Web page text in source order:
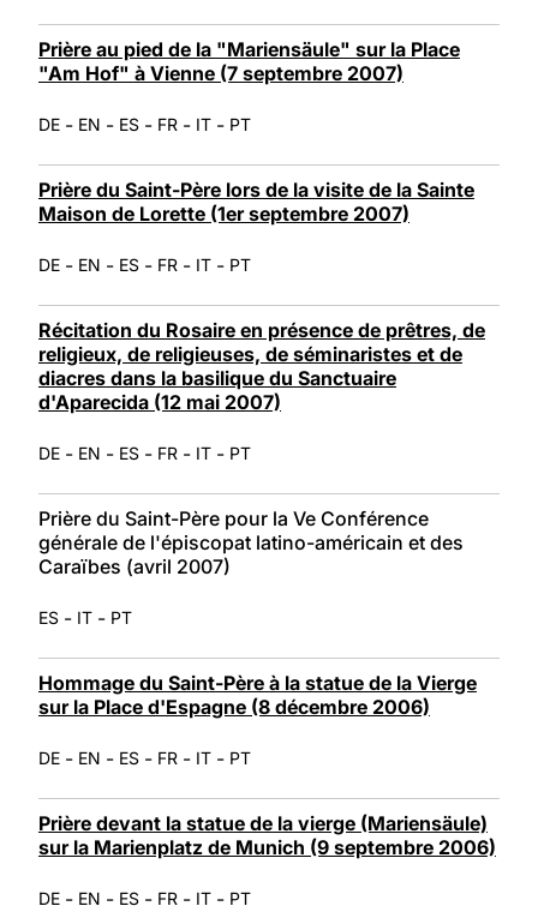
Prière au pied de la "Mariensäule" sur la Place
"Am Hof" à Vienne (7 septembre 2007)
DE - EN - ES - FR - IT - PT
Prière du Saint-Père lors de la visite de la Sainte
Maison de Lorette (1er septembre 2007)
DE - EN - ES - FR - IT - PT
Récitation du Rosaire en présence de prêtres, de
religieux, de religieuses, de séminaristes et de
diacres dans la basilique du Sanctuaire
d'Aparecida (12 mai 2007)
DE - EN - ES - FR - IT - PT
Prière du Saint-Père pour la Ve Conférence
générale de l'épiscopat latino-américain et des
Caraïbes (avril 2007)
ES - IT - PT
Hommage du Saint-Père à la statue de la Vierge
sur la Place d'Espagne (8 décembre 2006)
DE - EN - ES - FR - IT - PT
Prière devant la statue de la vierge (Mariensäule)
sur la Marienplatz de Munich (9 septembre 2006)
DE - EN - ES - FR - IT - PT